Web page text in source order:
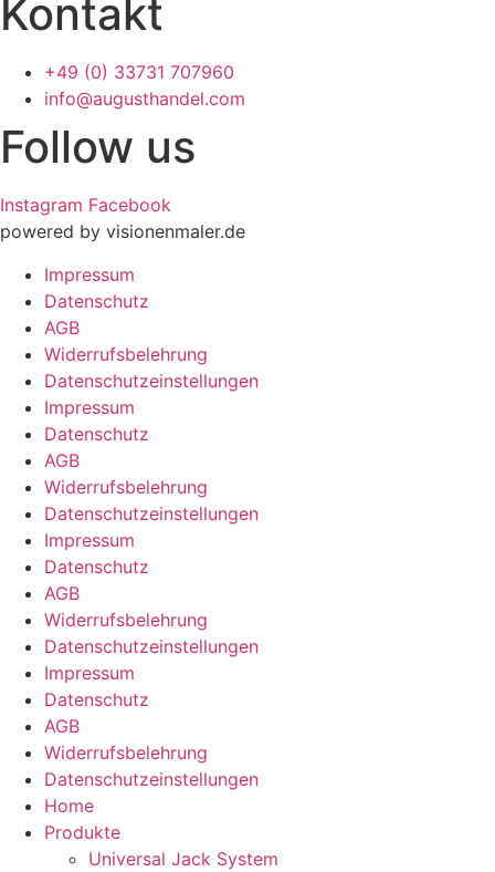
Kontakt
+49 (0) 33731 707960
info@augusthandel.com
Follow us
Instagram Facebook
powered by visionenmaler.de
Impressum
Datenschutz
AGB
Widerrufsbelehrung
Datenschutz­­einstellungen
Impressum
Datenschutz
AGB
Widerrufsbelehrung
Datenschutz­­einstellungen
Impressum
Datenschutz
AGB
Widerrufsbelehrung
Datenschutz­­einstellungen
Impressum
Datenschutz
AGB
Widerrufsbelehrung
Datenschutz­­einstellungen
Home
Produkte
Universal Jack System